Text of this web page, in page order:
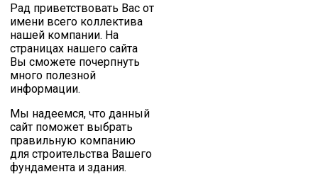
Рад приветствовать Вас от
имени всего коллектива
нашей компании. На
страницах нашего сайта
Вы сможете почерпнуть
много полезной
информации.
Мы надеемся, что данный
сайт поможет выбрать
правильную компанию
для строительства Вашего
фундамента и здания.